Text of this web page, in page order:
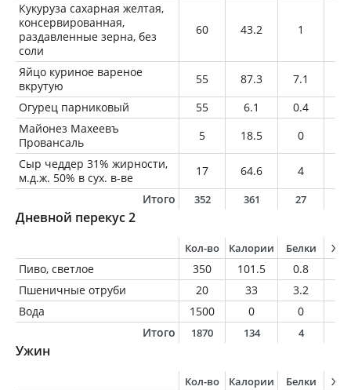
Кукуруза сахарная желтая,
консервированная,
раздавленные зерна, без
соли
60 43.2 1
Яйцо куриное вареное
вкрутую
55 87.3 7.1
Огурец парниковый
55 6.1 0.4
Майонез Махеевъ
Провансаль
5 18.5 0
Сыр чеддер 31% жирности,
м.д.ж. 50% в сух. в-ве
17 64.6 4
Итого
352 361 27
Дневной перекус 2
Кол-во Калории Белки
Пиво, светлое 350 101.5 0.8
Пшеничные отруби
20 33 3.2
Вода
1500 0 0
Итого
1870 134 4
Ужин
Кол-во Калории Белки